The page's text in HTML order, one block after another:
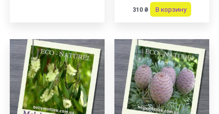
310 ₴ В корзину